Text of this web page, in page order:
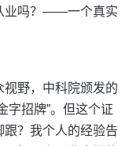
业吗？——一个真实
野，中科院颁发的
字招牌”。但这个证
？我个人的经验告